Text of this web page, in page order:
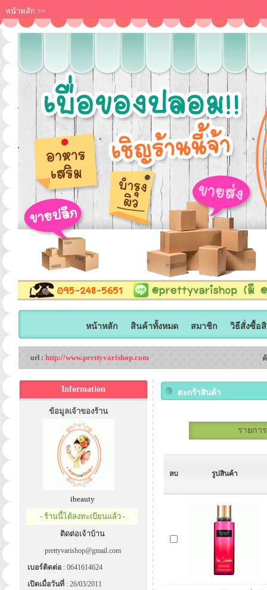
หน้าหลัก >>
หน้าหลัก สินค้าทั้งหมด สมาชิก วิธีสั่งซื้อ
url : http://www.prettyvarishop.com
Information
ข้อมูลเจ้าของร้าน
ibeauty
- ร้านนี้ได้ลงทะเบียนแล้ว -
ติดต่อเจ้าบ้าน
prettyvarishop@gmail.com
เบอร์ติดต่อ : 0641614624
เปิดเมื่อวันที่ : 26/03/2011
ตะกร้าสินค้า
รายกา
ลบ รูปสินค้า